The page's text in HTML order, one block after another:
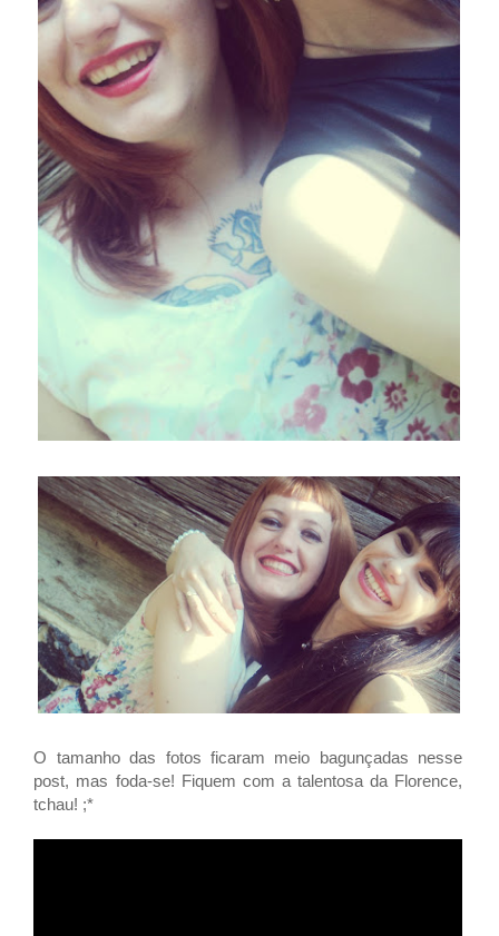
O tamanho das fotos ficaram meio bagunçadas nesse
post, mas foda-se! Fiquem com a talentosa da Florence,
tchau! ;*